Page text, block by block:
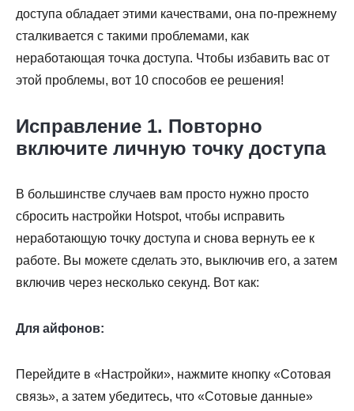
доступа обладает этими качествами, она по-прежнему
сталкивается с такими проблемами, как
неработающая точка доступа. Чтобы избавить вас от
этой проблемы, вот 10 способов ее решения!
Исправление 1. Повторно
включите личную точку доступа
В большинстве случаев вам просто нужно просто
сбросить настройки Hotspot, чтобы исправить
неработающую точку доступа и снова вернуть ее к
работе. Вы можете сделать это, выключив его, а затем
включив через несколько секунд. Вот как:
Для айфонов:
Перейдите в «Настройки», нажмите кнопку «Сотовая
связь», а затем убедитесь, что «Сотовые данные»